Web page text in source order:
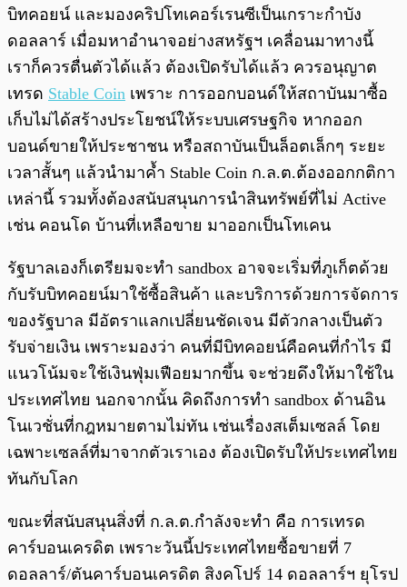
บิทคอยน์ และมองคริปโทเคอร์เรนซีเป็นเกราะกำบัง
ดอลลาร์ เมื่อมหาอำนาจอย่างสหรัฐฯ เคลื่อนมาทางนี้
เราก็ควรตื่นตัวได้แล้ว ต้องเปิดรับได้แล้ว ควรอนุญาต
เทรด Stable Coin เพราะ การออกบอนด์ให้สถาบันมาซื้อ
เก็บไม่ได้สร้างประโยชน์ให้ระบบเศรษฐกิจ หากออก
บอนด์ขายให้ประชาชน หรือสถาบันเป็นล็อตเล็กๆ ระยะ
เวลาสั้นๆ แล้วนำมาค้ำ Stable Coin ก.ล.ต.ต้องออกกติกา
เหล่านี้ รวมทั้งต้องสนับสนุนการนำสินทรัพย์ที่ไม่ Active
เช่น คอนโด บ้านที่เหลือขาย มาออกเป็นโทเคน
รัฐบาลเองก็เตรียมจะทำ sandbox อาจจะเริ่มที่ภูเก็ตด้วย
กับรับบิทคอยน์มาใช้ซื้อสินค้า และบริการด้วยการจัดการ
ของรัฐบาล มีอัตราแลกเปลี่ยนชัดเจน มีตัวกลางเป็นตัว
รับจ่ายเงิน เพราะมองว่า คนที่มีบิทคอยน์คือคนที่กำไร มี
แนวโน้มจะใช้เงินฟุ่มเฟือยมากขึ้น จะช่วยดึงให้มาใช้ใน
ประเทศไทย นอกจากนั้น คิดถึงการทำ sandbox ด้านอิน
โนเวชั่นที่กฎหมายตามไม่ทัน เช่นเรื่องสเต็มเซลล์ โดย
เฉพาะเซลล์ที่มาจากตัวเราเอง ต้องเปิดรับให้ประเทศไทย
ทันกับโลก
ขณะที่สนับสนุนสิ่งที่ ก.ล.ต.กำลังจะทำ คือ การเทรด
คาร์บอนเครดิต เพราะวันนี้ประเทศไทยซื้อขายที่ 7
ดอลลาร์/ตันคาร์บอนเครดิต สิงคโปร์ 14 ดอลลาร์ฯ ยุโรป